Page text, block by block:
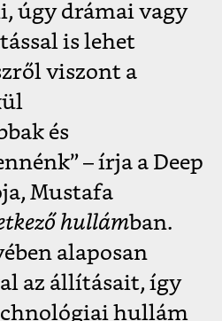
úgy drámai vagy
is lehet
viszont a
és
– írja a Deep
Mustafa
hullámban.
alaposan
az állításait, így
hullám